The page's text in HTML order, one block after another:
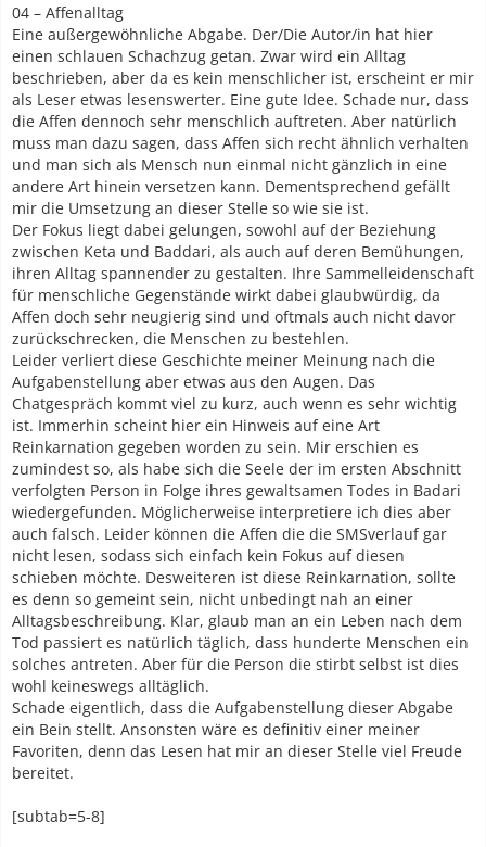
04 – Affenalltag
Eine außergewöhnliche Abgabe. Der/Die Autor/in hat hier
einen schlauen Schachzug getan. Zwar wird ein Alltag
beschrieben, aber da es kein menschlicher ist, erscheint er mir
als Leser etwas lesenswerter. Eine gute Idee. Schade nur, dass
die Affen dennoch sehr menschlich auftreten. Aber natürlich
muss man dazu sagen, dass Affen sich recht ähnlich verhalten
und man sich als Mensch nun einmal nicht gänzlich in eine
andere Art hinein versetzen kann. Dementsprechend gefällt
mir die Umsetzung an dieser Stelle so wie sie ist.
Der Fokus liegt dabei gelungen, sowohl auf der Beziehung
zwischen Keta und Baddari, als auch auf deren Bemühungen,
ihren Alltag spannender zu gestalten. Ihre Sammelleidenschaft
für menschliche Gegenstände wirkt dabei glaubwürdig, da
Affen doch sehr neugierig sind und oftmals auch nicht davor
zurückschrecken, die Menschen zu bestehlen.
Leider verliert diese Geschichte meiner Meinung nach die
Aufgabenstellung aber etwas aus den Augen. Das
Chatgespräch kommt viel zu kurz, auch wenn es sehr wichtig
ist. Immerhin scheint hier ein Hinweis auf eine Art
Reinkarnation gegeben worden zu sein. Mir erschien es
zumindest so, als habe sich die Seele der im ersten Abschnitt
verfolgten Person in Folge ihres gewaltsamen Todes in Badari
wiedergefunden. Möglicherweise interpretiere ich dies aber
auch falsch. Leider können die Affen die die SMSverlauf gar
nicht lesen, sodass sich einfach kein Fokus auf diesen
schieben möchte. Desweiteren ist diese Reinkarnation, sollte
es denn so gemeint sein, nicht unbedingt nah an einer
Alltagsbeschreibung. Klar, glaub man an ein Leben nach dem
Tod passiert es natürlich täglich, dass hunderte Menschen ein
solches antreten. Aber für die Person die stirbt selbst ist dies
wohl keineswegs alltäglich.
Schade eigentlich, dass die Aufgabenstellung dieser Abgabe
ein Bein stellt. Ansonsten wäre es definitiv einer meiner
Favoriten, denn das Lesen hat mir an dieser Stelle viel Freude
bereitet.
[subtab=5-8]